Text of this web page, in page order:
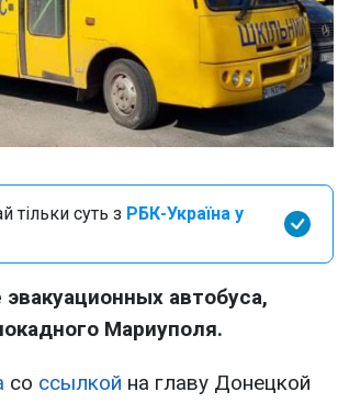
тільки суть з РБК-Україна у
автобуса,
Мариуполя.
со ссылкой на главу Донецкой